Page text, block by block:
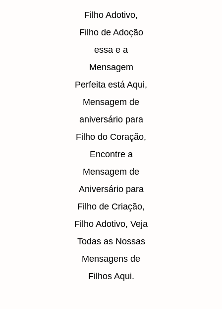
Filho Adotivo,
Filho de Adoção
essa e a
Mensagem
Perfeita está Aqui,
Mensagem de
aniversário para
Filho do Coração,
Encontre a
Mensagem de
Aniversário para
Filho de Criação,
Filho Adotivo, Veja
Todas as Nossas
Mensagens de
Filhos Aqui.